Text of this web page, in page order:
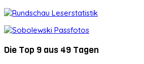
Die Top 9 aus 49 Tagen